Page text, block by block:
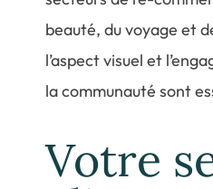
beauté, du voyage et
l’aspect visuel et
la communauté sont
Votre